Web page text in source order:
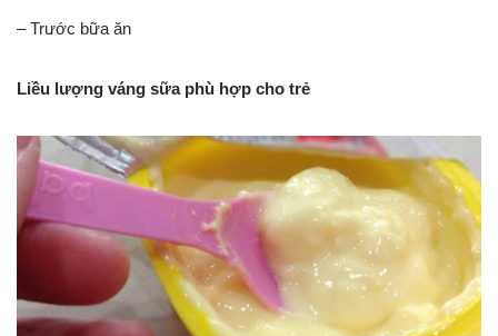
– Trước bữa ăn
Liều lượng váng sữa phù hợp cho trẻ